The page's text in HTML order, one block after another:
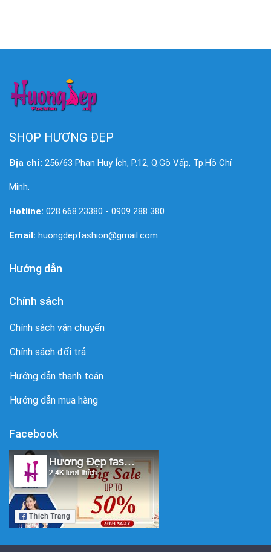
SHOP HƯƠNG ĐẸP
Địa chỉ: 256/63 Phan Huy Ích, P.12, Q.Gò Vấp, Tp.Hồ Chí
Minh.
Hotline: 028.668.23380 - 0909 288 380
Email: huongdepfashion@gmail.com
Hướng dẫn
Chính sách
Chính sách vận chuyển
Chính sách đổi trả
Hướng dẫn thanh toán
Hướng dẫn mua hàng
Facebook